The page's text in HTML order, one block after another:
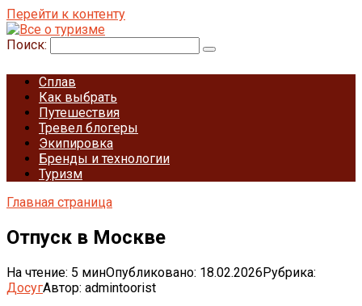
Перейти к контенту
Поиск:
Сплав
Как выбрать
Путешествия
Тревел блогеры
Экипировка
Бренды и технологии
Туризм
Главная страница
Отпуск в Москве
На чтение: 5 минОпубликовано: 18.02.2026Рубрика:
ДосугАвтор: admintoorist